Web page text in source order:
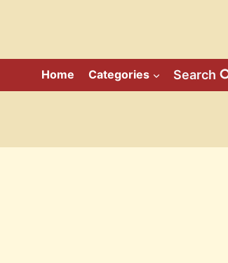
Home Categories Search